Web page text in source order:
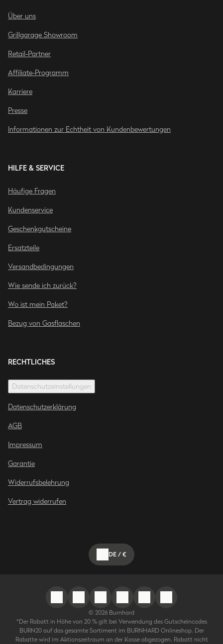
Über uns
Grillgarage Showroom
Retail-Partner
Affiliate-Programm
Karriere
Presse
Informationen zur Echtheit von Kundenbewertungen
HILFE & SERVICE
Häufige Fragen
Kundenservice
Geschenkgutscheine
Ersatzteile
Versandbedingungen
Wie sende ich zurück?
Wo ist mein Paket?
Bezug von Gasflaschen
RECHTLICHES
Datenschutzeinstellungen
Datenschutzerklärung
AGB
Impressum
Garantie
Widerrufsbelehrung
Vertrag widerrufen
DE/€
© 2026 Burnhard
*Der Rabatt in Höhe von 20 % gilt bei Verwendung des Gutscheincodes
BURN20 auf das gesamte Sortiment im BURNHARD Onlineshop. Der
Rabatte wird im Aktionszeitraum an der Kasse abgezogen. Rabatt nicht